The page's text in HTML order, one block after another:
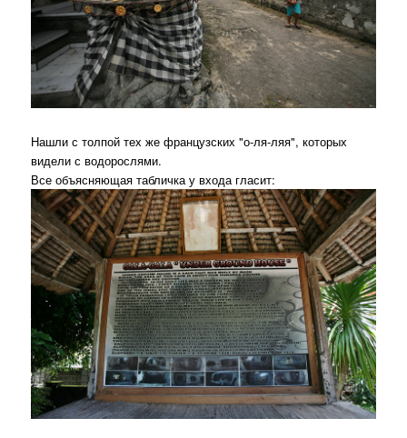
Нашли с толпой тех же французских "о-ля-ляя", которых
видели с водорослями.
Все объясняющая табличка у входа гласит: